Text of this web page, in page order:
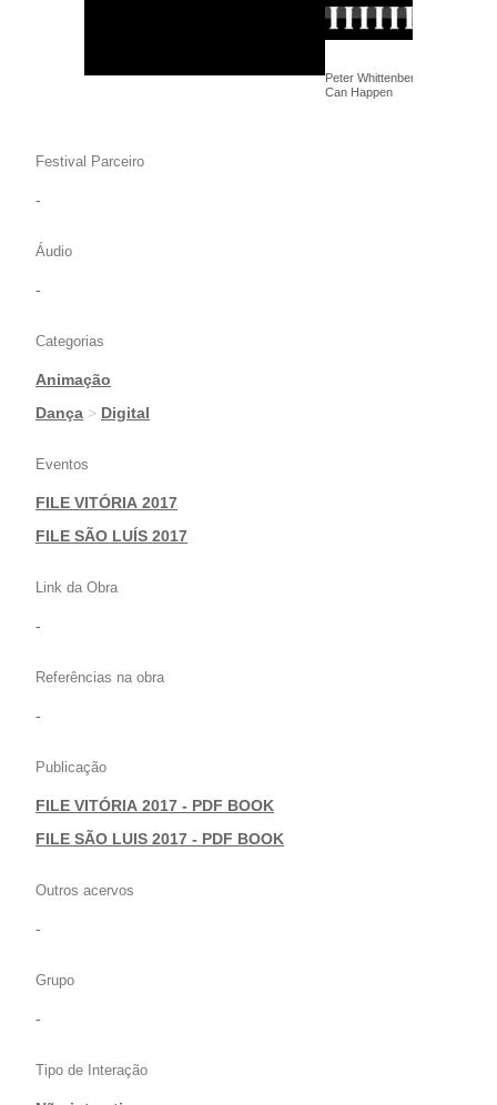
Peter Whittenberger - Whats
Can Happen
Festival Parceiro
-
Áudio
-
Categorias
Animação
|Dança > Digital
Eventos
FILE VITÓRIA 2017
|FILE SÃO LUÍS 2017
Link da Obra
-
Referências na obra
-
Publicação
FILE VITÓRIA 2017 - PDF BOOK
|FILE SÃO LUIS 2017 - PDF BOOK
Outros acervos
-
Grupo
-
Tipo de Interação